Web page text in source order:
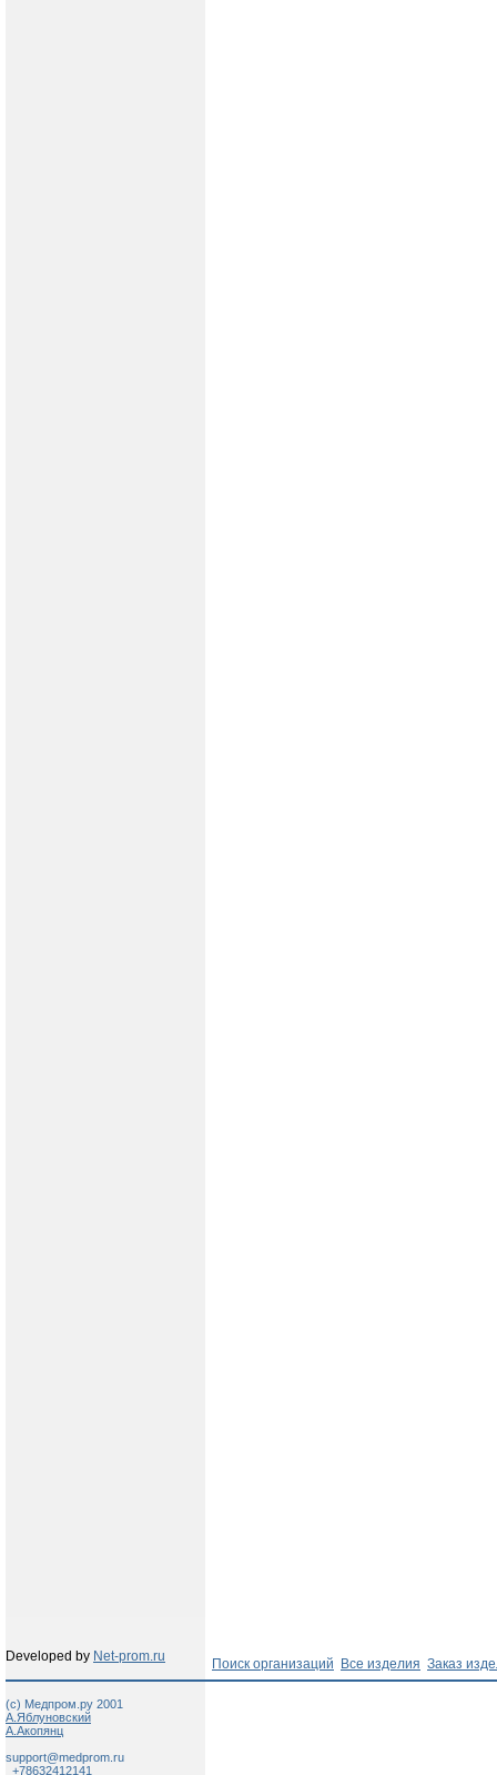
Developed by Net-prom.ru Поиск организаций Все изделия Заказ
(c) Медпром.ру 2001
А.Яблуновский
А.Акопянц
support@medprom.ru
+78632412141